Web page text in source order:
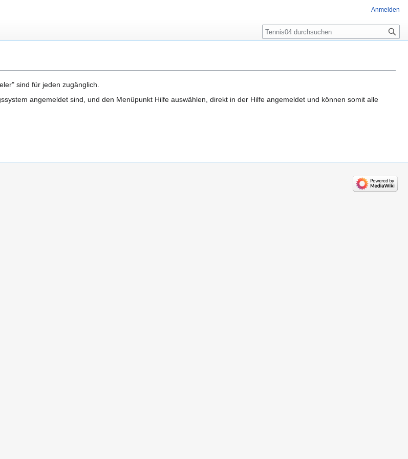
sind für jeden zugänglich.
angemeldet sind, und den Menüpunkt Hilfe auswählen, direkt in der Hilfe angemeldet und können somit alle
Anmelden
Suche